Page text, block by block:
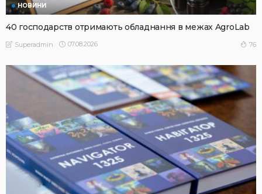
НОВИНИ
40 господарств отримають обладнання в межах AgroLab
Superadmin 07.08.2026 76